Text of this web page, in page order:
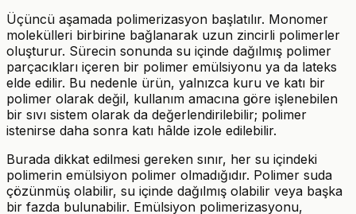
Üçüncü aşamada polimerizasyon başlatılır. Monomer
molekülleri birbirine bağlanarak uzun zincirli polimerler
oluşturur. Sürecin sonunda su içinde dağılmış polimer
parçacıkları içeren bir polimer emülsiyonu ya da lateks
elde edilir. Bu nedenle ürün, yalnızca kuru ve katı bir
polimer olarak değil, kullanım amacına göre işlenebilen
bir sıvı sistem olarak da değerlendirilebilir; polimer
istenirse daha sonra katı hâlde izole edilebilir.
Burada dikkat edilmesi gereken sınır, her su içindeki
polimerin emülsiyon polimer olmadığıdır. Polimer suda
çözünmüş olabilir, su içinde dağılmış olabilir veya başka
bir fazda bulunabilir. Emülsiyon polimerizasyonu,